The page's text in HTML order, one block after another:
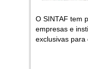
O SINTAF tem
empresas e
exclusivas para